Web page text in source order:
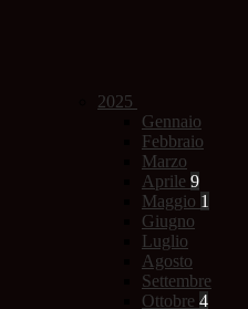
2025
Gennaio
Febbraio
Marzo
Aprile 9
Maggio 1
Giugno
Luglio
Agosto
Settembre
Ottobre 4